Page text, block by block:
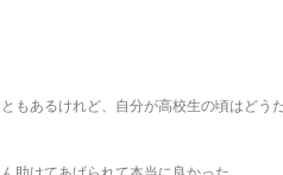
もあるけれど、自分が高校生の頃はど